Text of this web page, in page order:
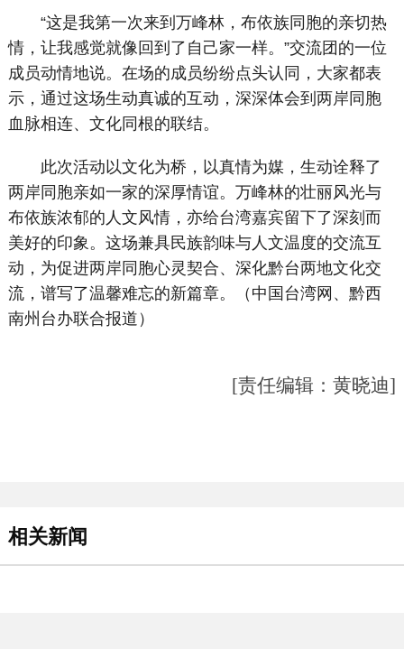
“这是我第一次来到万峰林，布依族同胞的亲切热
情，让我感觉就像回到了自己家一样。”交流团的一位
成员动情地说。在场的成员纷纷点头认同，大家都表
示，通过这场生动真诚的互动，深深体会到两岸同胞
血脉相连、文化同根的联结。
此次活动以文化为桥，以真情为媒，生动诠释了
两岸同胞亲如一家的深厚情谊。万峰林的壮丽风光与
布依族浓郁的人文风情，亦给台湾嘉宾留下了深刻而
美好的印象。这场兼具民族韵味与人文温度的交流互
动，为促进两岸同胞心灵契合、深化黔台两地文化交
流，谱写了温馨难忘的新篇章。（中国台湾网、黔西
南州台办联合报道）
[责任编辑：黄晓迪]
相关新闻